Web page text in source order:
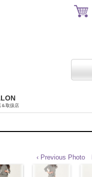
＆取扱店
‹ Previous Photo